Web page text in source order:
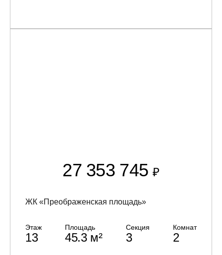
27 353 745₽
ЖК «Преображенская площадь»
Этаж
13
Площадь
45.3 м²
Секция
3
Комнат
2